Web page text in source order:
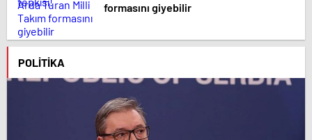
formasını giyebilir
POLITIKA